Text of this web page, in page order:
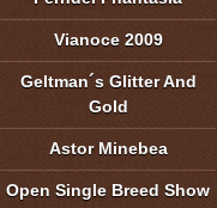
Vianoce 2009
Geltman´s Glitter And
Gold
Astor Minebea
Open Single Breed Show